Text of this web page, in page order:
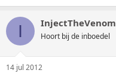
I InjectTheVenom
Hoort bij de inboedel
14 jul 2012